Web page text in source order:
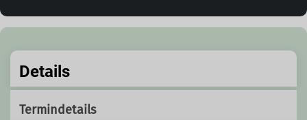
Details
Termindetails